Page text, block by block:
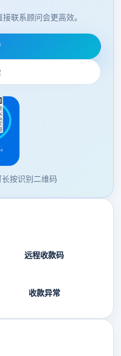
联系顾问会更高效。
按识别二维码
远程收款码
收款异常